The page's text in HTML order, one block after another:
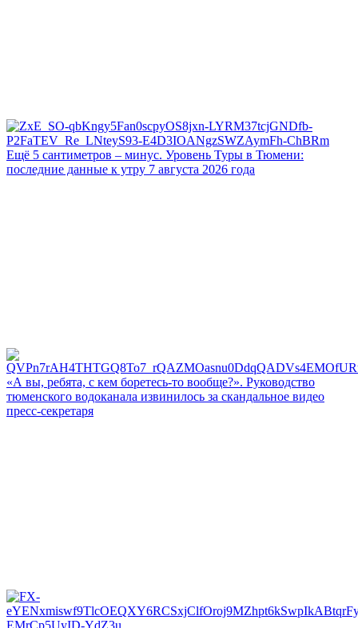
Ещё 5 сантиметров – минус. Уровень Туры в Тюмени:
последние данные к утру 7 августа 2026 года
«А вы, ребята, с кем боретесь‑то вообще?». Руководство
тюменского водоканала извинилось за скандальное видео
пресс-секретаря